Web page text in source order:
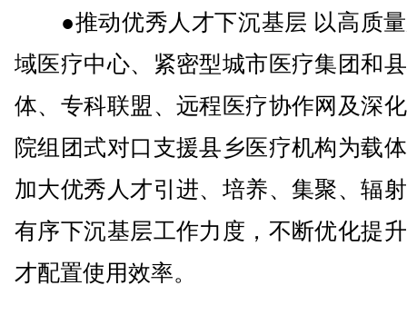
●推动优秀人才下沉基层 以高质量
域医疗中心、紧密型城市医疗集团和
体、专科联盟、远程医疗协作网及深
院组团式对口支援县乡医疗机构为载
加大优秀人才引进、培养、集聚、辐
有序下沉基层工作力度，不断优化提
才配置使用效率。